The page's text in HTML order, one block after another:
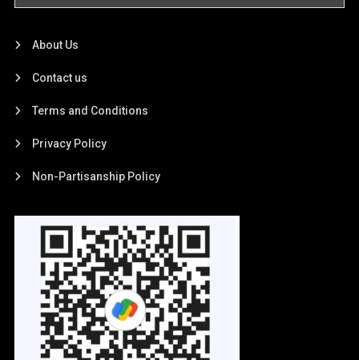
About Us
Contact us
Terms and Conditions
Privacy Policy
Non-Partisanship Policy